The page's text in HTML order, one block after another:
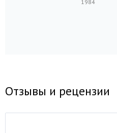
1984
Отзывы и рецензии